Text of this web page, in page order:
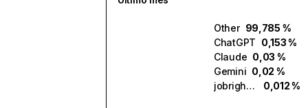
Other 99,785 %
ChatGPT 0,153 %
Claude 0,03 %
Gemini 0,02 %
jobright.ai
0,012 %